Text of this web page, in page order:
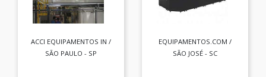
ACCI EQUIPAMENTOS IN /
SÃO PAULO - SP
EQUIPAMENTOS.COM /
SÃO JOSÉ - SC